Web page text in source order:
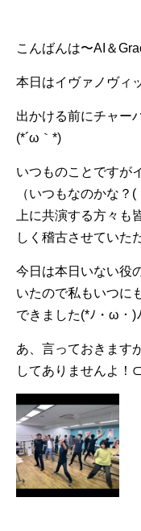
こんばんは〜AI＆
本日はイヴァノヴィ
出かける前にチャー
(⁠*⁠´⁠ω⁠｀⁠*⁠)
いつものことですが
（いつもなのかな
上に共演する方々も
しく稽古させていた
今日は本日いない役
いたので私もいつに
できました(⁠*⁠ﾉ⁠・⁠ω⁠・⁠)⁠
あ、言っておきます
してありませんよ